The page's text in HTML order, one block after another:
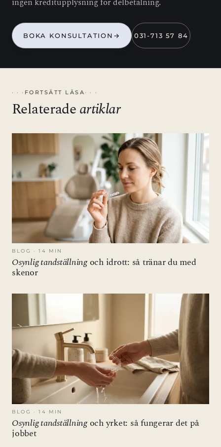
BOKA KONSULTATION → 031-713 57 84
FORTSÄTT LÄSA
Relateradeartiklar
BLOG · 14 MIN
Osynlig tandställningoch idrott: så tränar du med
skenor
BLOG · 14 MIN
Osynlig tandställningoch yrket: så fungerar det på
jobbet